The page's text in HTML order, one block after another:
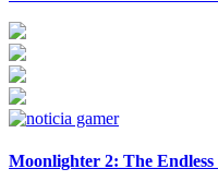
Moonlighter 2: The Endless